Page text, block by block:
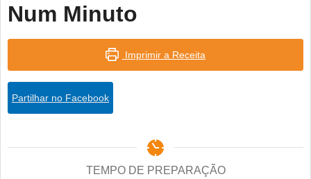
Num Minuto
Imprimir a Receita
Partilhar no Facebook
TEMPO DE PREPARAÇÃO